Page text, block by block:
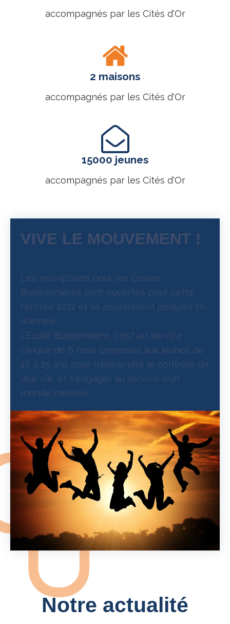
accompagnés par les Cités d'Or
2 maisons
accompagnés par les Cités d'Or
15000 jeunes
accompagnés par les Cités d'Or
VIVE LE MOUVEMENT !
Les inscriptions pour les Écoles
Buissonnières sont ouvertes pour cette
rentrée 2021 et se poursuivent jusqu'en fin
d'année.
L’École Buissonnière, c'est un service
civique de 6 mois proposés aux jeunes de
16 à 25 ans pour (re)prendre le contrôle de
leur vie, et s'engager au service d'un
monde meilleur.
Notre actualité